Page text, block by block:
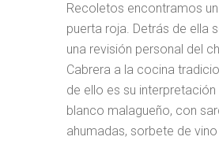
Recoletos encontramos
puerta roja. Detrás de ella
una revisión personal del
Cabrera a la cocina
de ello es su interpretación
blanco malagueño, con
ahumadas, sorbete de